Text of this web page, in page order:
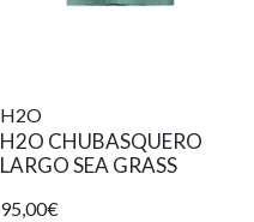
H2O
H2O CHUBASQUERO
LARGO SEA GRASS
95,00€